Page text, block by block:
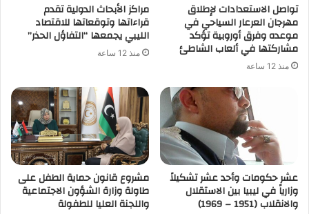
تواصل الاستعدادات لإطلاق
مهرجان العرعار السياحي في
موعده وفرق أوروبية تؤكد
مشاركتها في ألعاب الشاطئ
منذ 12 ساعة
مراكز الأبحاث الدولية تقدم
قراءاتها وتوقعاتها للاقتصاد
الليبي يجمعها “التفاؤل الحذر”
منذ 12 ساعة
عشر حكومات وأحد عشر تشكيلاً
وزارياً في ليبيا بين الاستقلال
والانقلاب (1951 – 1969)
مشروع قانون حماية الطفل على
طاولة وزارة الشؤون الاجتماعية
واللجنة العليا للطفولة